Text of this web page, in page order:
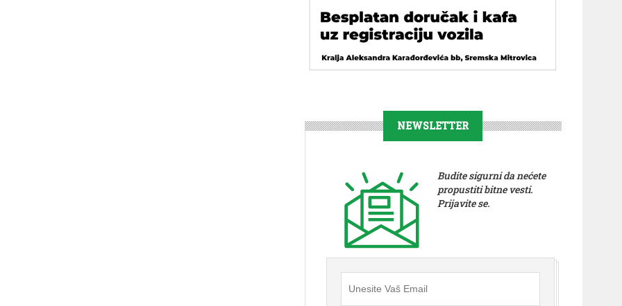
NEWSLETTER
Budite sigurni da nećete
propustiti bitne vesti.
Prijavite se.